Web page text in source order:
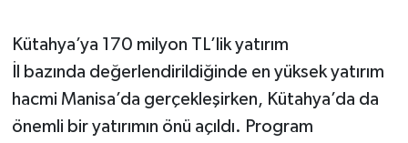
Kütahya’ya 170 milyon TL’lik yatırım
İl bazında değerlendirildiğinde en yüksek yatırım
hacmi Manisa’da gerçekleşirken, Kütahya’da da
önemli bir yatırımın önü açıldı. Program